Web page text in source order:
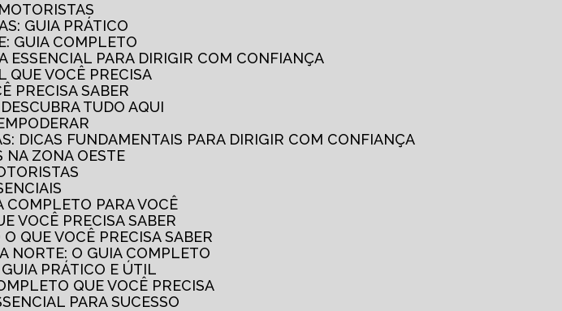
GUIA PRÁTICO
GUIA COMPLETO
ESSENCIAL PARA DIRIGIR COM CONFIANÇA
QUE VOCÊ PRECISA
PRECISA SABER
TUDO AQUI
DICAS FUNDAMENTAIS PARA DIRIGIR COM CONFIANÇA
NA ZONA OESTE
COMPLETO PARA VOCÊ
VOCÊ PRECISA SABER
QUE VOCÊ PRECISA SABER
NORTE: O GUIA COMPLETO
PRÁTICO E ÚTIL
QUE VOCÊ PRECISA
PARA SUCESSO